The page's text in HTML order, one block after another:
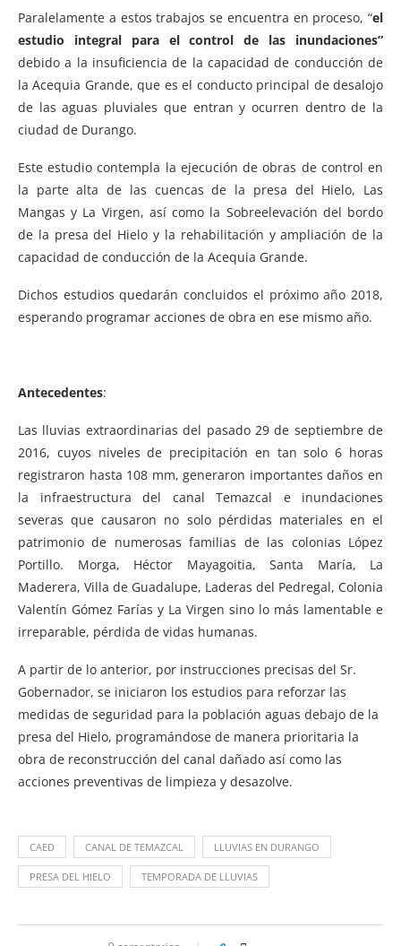
Paralelamente a estos trabajos se encuentra en proceso, “el
estudio integral para el control de las inundaciones”
debido a la insuficiencia de la capacidad de conducción de
la Acequia Grande, que es el conducto principal de desalojo
de las aguas pluviales que entran y ocurren dentro de la
ciudad de Durango.
Este estudio contempla la ejecución de obras de control en
la parte alta de las cuencas de la presa del Hielo, Las
Mangas y La Virgen, así como la Sobreelevación del bordo
de la presa del Hielo y la rehabilitación y ampliación de la
capacidad de conducción de la Acequia Grande.
Dichos estudios quedarán concluidos el próximo año 2018,
esperando programar acciones de obra en ese mismo año.
Antecedentes:
Las lluvias extraordinarias del pasado 29 de septiembre de
2016, cuyos niveles de precipitación en tan solo 6 horas
registraron hasta 108 mm, generaron importantes daños en
la infraestructura del canal Temazcal e inundaciones
severas que causaron no solo pérdidas materiales en el
patrimonio de numerosas familias de las colonias López
Portillo. Morga, Héctor Mayagoitia, Santa María, La
Maderera, Villa de Guadalupe, Laderas del Pedregal, Colonia
Valentín Gómez Farías y La Virgen sino lo más lamentable e
irreparable, pérdida de vidas humanas.
A partir de lo anterior, por instrucciones precisas del Sr.
Gobernador, se iniciaron los estudios para reforzar las
medidas de seguridad para la población aguas debajo de la
presa del Hielo, programándose de manera prioritaria la
obra de reconstrucción del canal dañado así como las
acciones preventivas de limpieza y desazolve.
CAED CANAL DE TEMAZCAL LLUVIAS EN DURANGO
PRESA DEL HIELO TEMPORADA DE LLUVIAS